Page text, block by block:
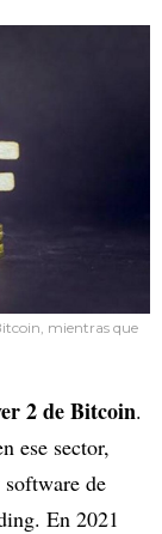
mientras que
2 de Bitcoin.
ese sector,
de
En 2021